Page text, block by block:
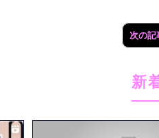
次の記
新